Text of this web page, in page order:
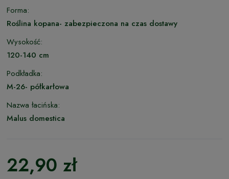
Forma:
Roślina kopana- zabezpieczona na czas dostawy
Wysokość:
120-140 cm
Podkładka:
M-26- półkarłowa
Nazwa łacińska:
Malus domestica
22,90 zł